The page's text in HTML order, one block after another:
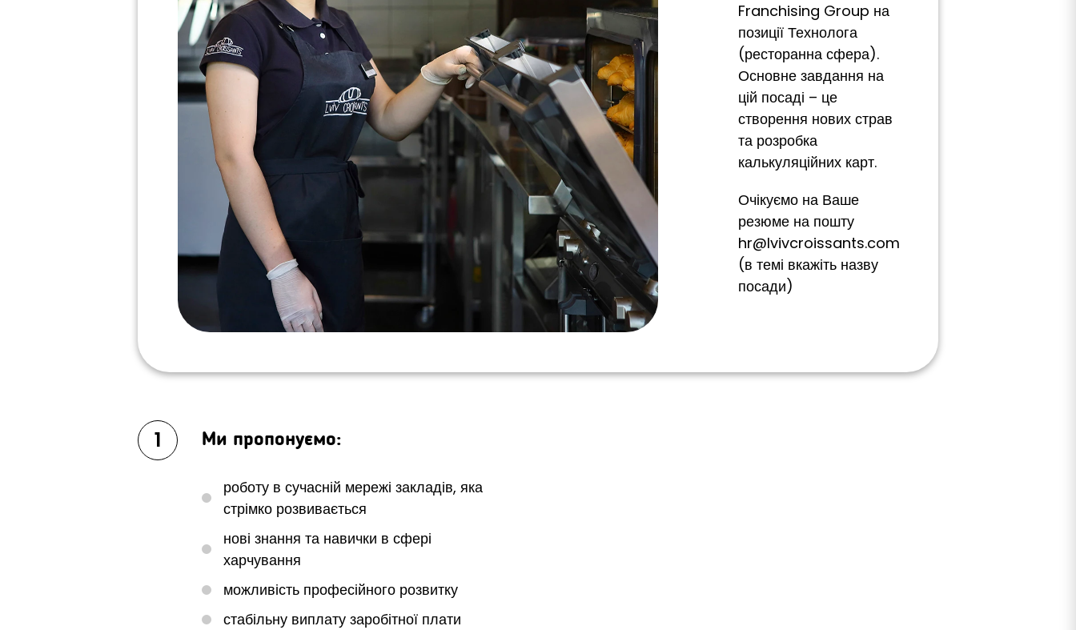
Franchising Group на
позиції Технолога
(ресторанна сфера).
Основне завдання на
цій посаді – це
створення нових страв
та розробка
калькуляційних карт.
Очікуємо на Ваше
резюме на пошту
hr@lvivcroissants.com
(в темі вкажіть назву
посади)
1 Ми пропонуємо:
роботу в сучасній мережі закладів, яка
стрімко розвивається
нові знання та навички в сфері
харчування
можливість професійного розвитку
стабільну виплату заробітної плати